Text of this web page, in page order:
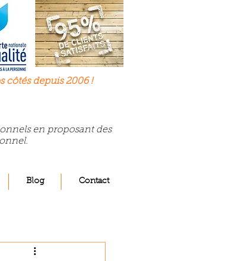
côtés depuis 2006 !
en proposant des
Blog Contact